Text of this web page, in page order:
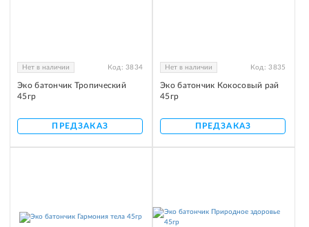
Нет в наличии Код: 3834
Эко батончик Тропический
45гр
ПРЕДЗАКАЗ
Нет в наличии Код: 3835
Эко батончик Кокосовый рай
45гр
ПРЕДЗАКАЗ